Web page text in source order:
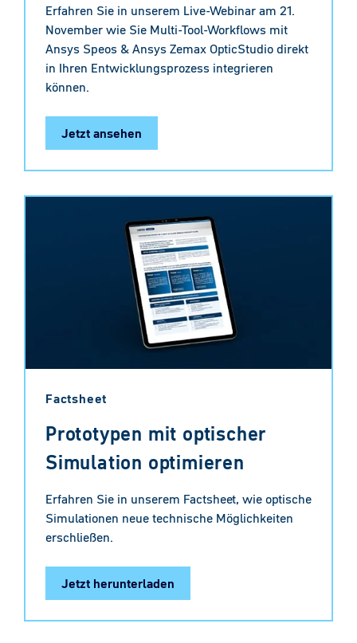
Erfahren Sie in unserem Live-Webinar am 21.
November wie Sie Multi-Tool-Workflows mit
Ansys Speos & Ansys Zemax OpticStudio direkt
in Ihren Entwicklungsprozess integrieren
können.
Jetzt ansehen
Factsheet
Prototypen mit optischer
Simulation optimieren
Erfahren Sie in unserem Factsheet, wie optische
Simulationen neue technische Möglichkeiten
erschließen.
Jetzt herunterladen